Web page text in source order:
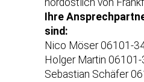
nordöstlich von
Ihre
sind:
Nico Möser 06101-
Holger Martin
Sebastian Schäfer